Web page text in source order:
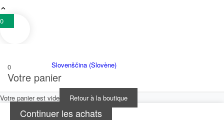
Slovenščina(Slovène)
0
0
Votre panier
Votre panier est vide Retour à la boutique
Continuer les achats